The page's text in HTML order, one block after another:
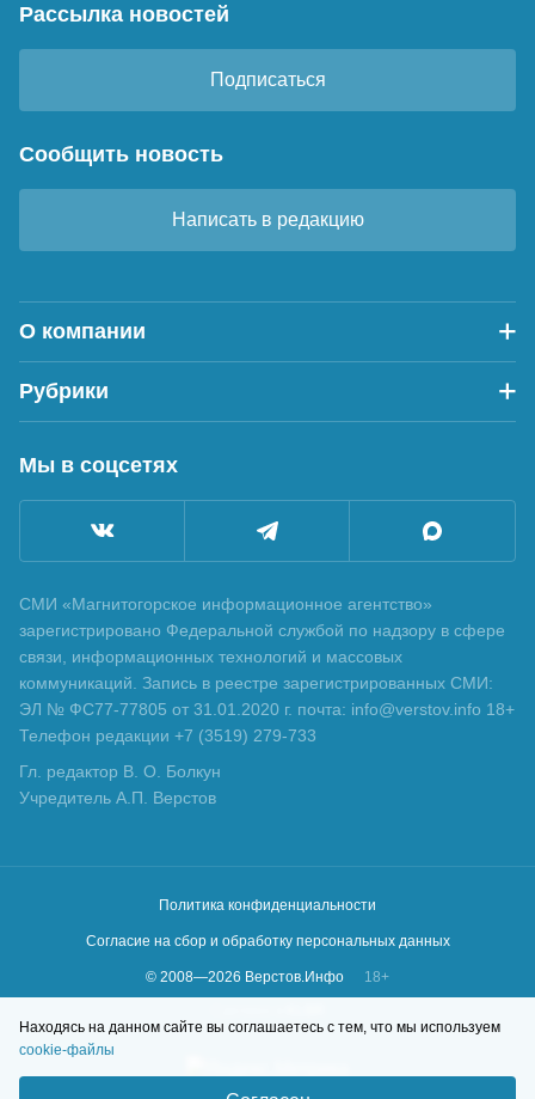
Рассылка новостей
Подписаться
Сообщить новость
Написать в редакцию
О компании
Рубрики
Мы в соцсетях
СМИ «Магнитогорское информационное агентство»
зарегистрировано Федеральной службой по надзору в сфере
связи, информационных технологий и массовых
коммуникаций. Запись в реестре зарегистрированных СМИ:
ЭЛ № ФС77-77805 от 31.01.2020 г. почта: info@verstov.info 18+
Телефон редакции +7 (3519) 279-733
Гл. редактор В. О. Болкун
Учредитель А.П. Верстов
Политика конфиденциальности
Согласие на сбор и обработку персональных данных
© 2008—2026 Верстов.Инфо
18+
Находясь на данном сайте вы соглашаетесь с тем, что мы используем
cookie-файлы